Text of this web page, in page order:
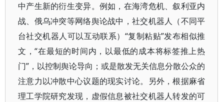
中产生新的衍生变异。例如，在海湾危机、叙利亚内
战、俄乌冲突等网络舆论战中，社交机器人（不同平
台社交机器人可以互动联系）“复制粘贴”发布相似推
文，“在最短的时间内，以最低的成本将标签推上热
门”，以控制舆论导向；或是散发无关信息分散公众的
注意力以冲散中心议题的现实讨论。另外，根据麻省
理工学院研究发现，虚假信息被社交机器人转发的可